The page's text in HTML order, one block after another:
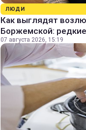
ЛЮДИ
Как выглядят
Боржемской:
07 августа 2026, 15:19